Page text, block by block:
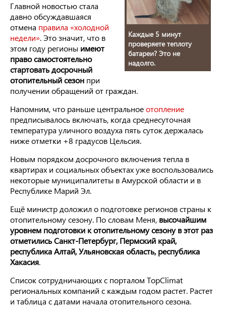
Каждые 5 минут
проверяете теплоту
батареи? Это не
надолго.
Главной новостью стала
давно обсуждавшаяся
отмена правила «холодной
недели». Это значит, что в
этом году регионы имеют
право самостоятельно
стартовать досрочный
отопительный сезон при
получении обращений от граждан.
Напомним, что раньше центральноеотопление
предписывалось включать, когда среднесуточная
температура уличного воздуха пять суток держалась
ниже отметки +8 градусов Цельсия.
Новым порядком досрочного включения тепла в
квартирах и социальных объектах уже воспользовались
некоторые муниципалитеты в Амурской области и в
Республике Марий Эл.
Ещё министр доложил о подготовке регионов страны к
отопительному сезону. По словам Меня, высочайшим
уровнем подготовки к отопительному сезону в этот раз
отметились Санкт-Петербург, Пермский край,
республика Алтай, Ульяновская область, республика
Хакасия.
Список сотрудничающих с порталом TopClimat
региональных компаний с каждым годом растет. Растет
и таблица с датами начала отопительного сезона.